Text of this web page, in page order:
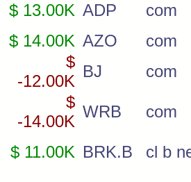
$ 13.00K ADP
com
$ 14.00K AZO
com
$
-12.00K
BJ com
$
-14.00K
WRB com
$ 11.00K BRK.B cl b